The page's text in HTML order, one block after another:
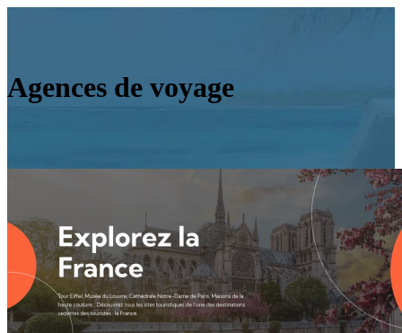
Agences de voyage